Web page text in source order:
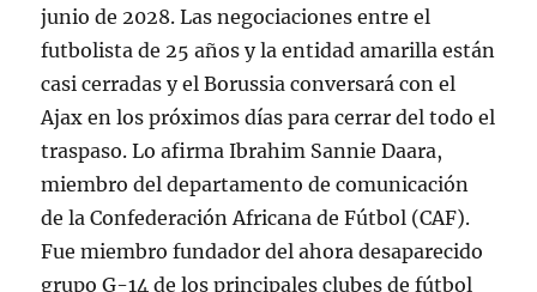
junio de 2028. Las negociaciones entre el
futbolista de 25 años y la entidad amarilla están
casi cerradas y el Borussia conversará con el
Ajax en los próximos días para cerrar del todo el
traspaso. Lo afirma Ibrahim Sannie Daara,
miembro del departamento de comunicación
de la Confederación Africana de Fútbol (CAF).
Fue miembro fundador del ahora desaparecido
grupo G-14 de los principales clubes de fútbol